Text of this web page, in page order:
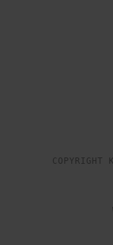
COPYRIGHT